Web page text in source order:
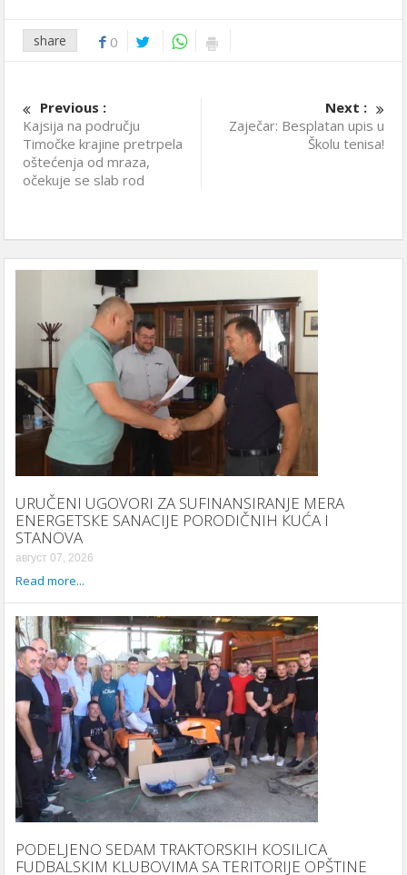
share 0
Previous :
Kajsija na području
Timočke krajine pretrpela
oštećenja od mraza,
očekuje se slab rod
Next :
Zaječar: Besplatan upis u
Školu tenisa!
URUČENI UGOVORI ZA SUFINANSIRANJE MERA
ENERGETSКE SANACIJE PORODIČNIH КUĆA I
STANOVA
август 07, 2026
Read more...
PODELJENO SEDAM TRAКTORSКIH КOSILICA
FUDBALSКIM КLUBOVIMA SA TERITORIJE OPŠTINE